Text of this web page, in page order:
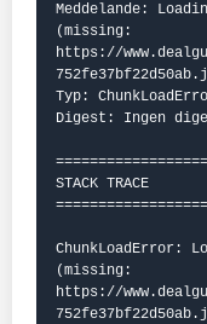
Meddelande:
(missing:
https://
Typ:
Digest: Ingen
STACK TRACE
ChunkLoadError:
(missing:
https://